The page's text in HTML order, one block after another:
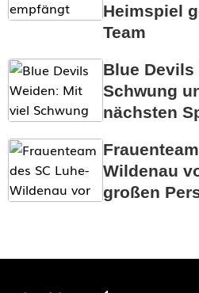
Heimspiel
Team
Blue
Schwung
nächsten
Wildenau
großen